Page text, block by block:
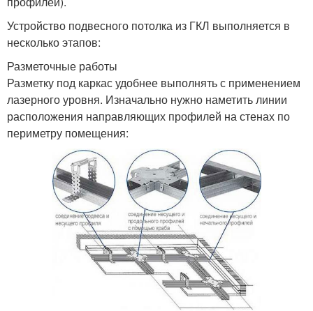
Устройство подвесного потолка из ГКЛ выполняется в
несколько этапов:
Разметочные работы
Разметку под каркас удобнее выполнять с применением
лазерного уровня. Изначально нужно наметить линии
расположения направляющих профилей на стенах по
периметру помещения: